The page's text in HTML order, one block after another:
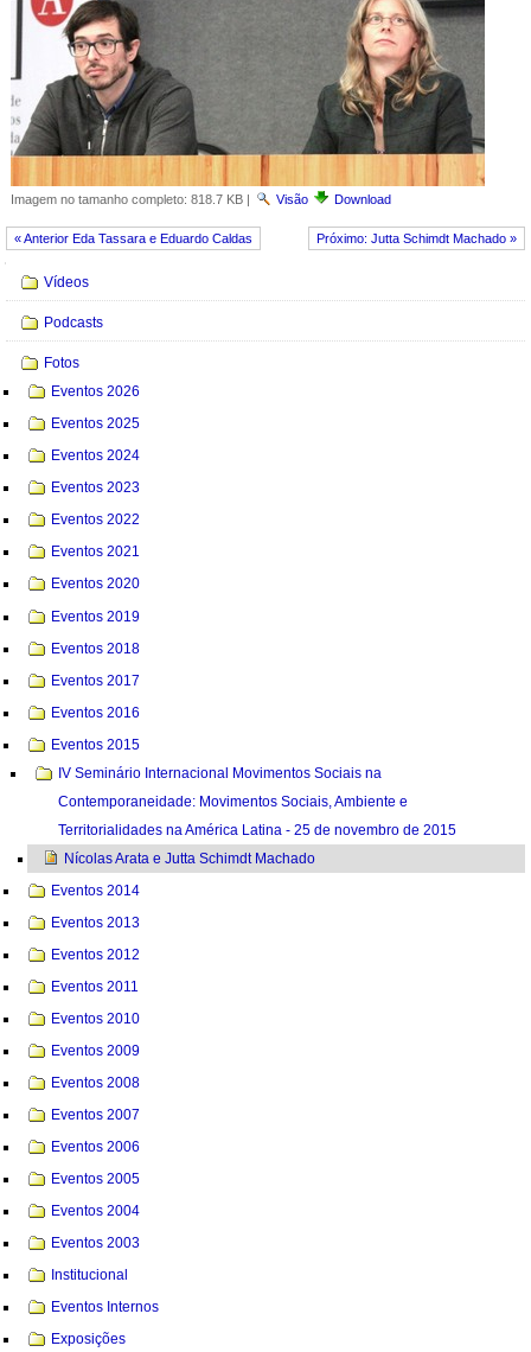
Imagem no tamanho completo: 818.7 KB| Visão Download
« Anterior Eda Tassara e Eduardo Caldas Próximo: Jutta Schimdt Machado »
Vídeos
Podcasts
Fotos
Eventos 2026
Eventos 2025
Eventos 2024
Eventos 2023
Eventos 2022
Eventos 2021
Eventos 2020
Eventos 2019
Eventos 2018
Eventos 2017
Eventos 2016
Eventos 2015
IV Seminário Internacional Movimentos Sociais na
Contemporaneidade: Movimentos Sociais, Ambiente e
Territorialidades na América Latina - 25 de novembro de 2015
Nícolas Arata e Jutta Schimdt Machado
Eventos 2014
Eventos 2013
Eventos 2012
Eventos 2011
Eventos 2010
Eventos 2009
Eventos 2008
Eventos 2007
Eventos 2006
Eventos 2005
Eventos 2004
Eventos 2003
Institucional
Eventos Internos
Exposições